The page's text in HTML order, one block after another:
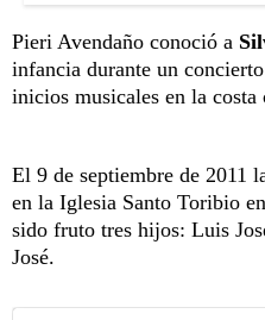
Pieri Avendaño conoció a
infancia durante un
inicios musicales en la costa
El 9 de septiembre de 2011
en la Iglesia Santo Toribio
sido fruto tres hijos: Luis
José.